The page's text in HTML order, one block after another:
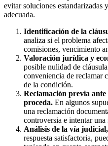
evitar soluciones estandarizadas
adecuada.
Identificación de la
analiza si el problema
comisiones, vencimiento
Valoración jurídica y
posible nulidad de
conveniencia de reclamar
de la condición.
Reclamación previa
proceda. En algunos
una reclamación
controversia e intentar
Análisis de la vía
respuesta satisfactoria,